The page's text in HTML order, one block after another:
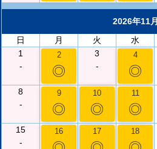
2026年11月
日
月 火 水
1
-
2
◎
3
-
4
◎
8
-
9
◎
10
◎
11
◎
15
-
16 17 18